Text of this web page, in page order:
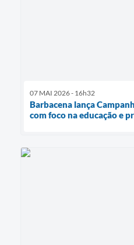
07 MAI 2026 - 16h32
Barbacena lança
com foco na educação e